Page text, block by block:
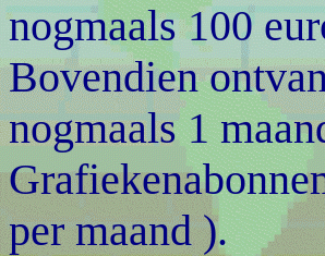
nogmaals 100
Bovendien
nogmaals 1
per maand ).